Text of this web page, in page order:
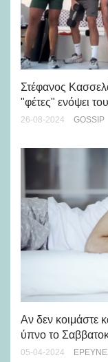
Στέφανος
"φέτες" ενόψει
26-08-2024 GOSSIP
Αν δεν κοιμάστε
ύπνο το
05-04-2024